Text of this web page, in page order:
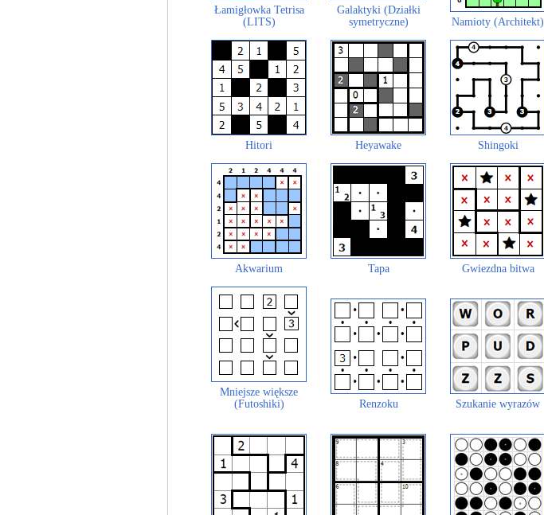
Łamigłowka Tetrisa
(LITS)
Galaktyki (Działki
symetryczne)
Namioty (Architekt)
Hitori Heyawake Shingoki
Akwarium Tapa Gwiezdna bitwa
Mniejsze większe
(Futoshiki)
Renzoku Szukanie wyrazów